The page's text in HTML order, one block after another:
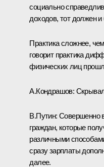
социально
доходов, тот должен
Практика сложнее,
говорит практика
физических лиц
А.Кондрашов:
В.Путин: Совершенно
граждан, которые
различными
сразу зарплаты
далее.